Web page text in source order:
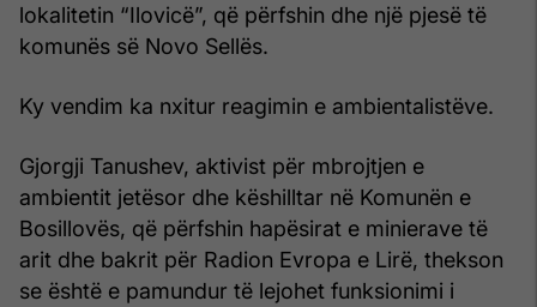
lokalitetin “Ilovicë”, që përfshin dhe një pjesë të
komunës së Novo Sellës.
Ky vendim ka nxitur reagimin e ambientalistëve.
Gjorgji Tanushev, aktivist për mbrojtjen e
ambientit jetësor dhe këshilltar në Komunën e
Bosillovës, që përfshin hapësirat e minierave të
arit dhe bakrit për Radion Evropa e Lirë, thekson
se është e pamundur të lejohet funksionimi i